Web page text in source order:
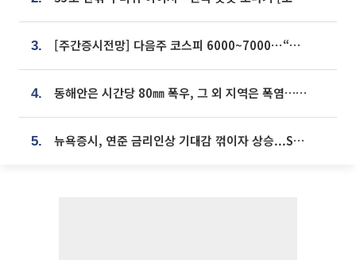
3. [주간증시전망] 다음주 코스피 6000~7000⋯“外人 수급은 정책이 변수”
4. 동해안은 시간당 80㎜ 폭우, 그 외 지역은 폭염…‘극과 극 날씨’
5. 뉴욕증시, 연준 금리인상 기대감 꺾이자 상승...S&P500 사상 최고치 [종합]